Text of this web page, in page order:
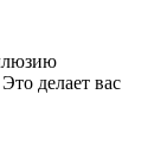
делает вас